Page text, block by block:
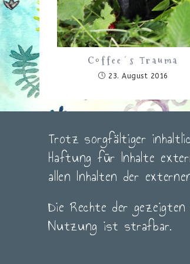
Coffee´s Trauma
23. August 2016
Trotz sorgfältiger
Haftung für Inhalte
allen Inhalten der
Die Rechte der
Nutzung ist strafbar.